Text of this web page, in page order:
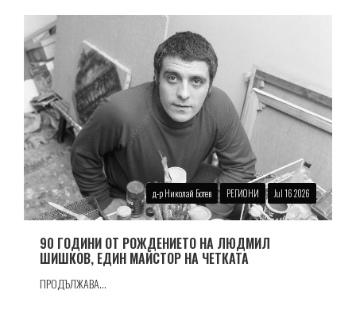
д-р Николай Ботев РЕГИОНИ Jul 16 2026
90 ГОДИНИ ОТ РОЖДЕНИЕТО НА ЛЮДМИЛ
ШИШКОВ, ЕДИН МАЙСТОР НА ЧЕТКАТА
ПРОДЪЛЖАВА...